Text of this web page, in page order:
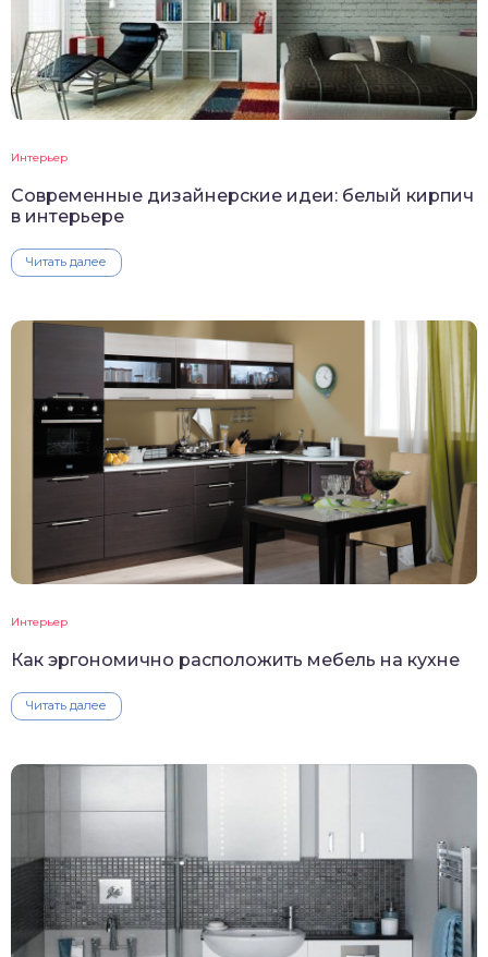
Интерьер
Современные дизайнерские идеи: белый кирпич
в интерьере
Читать далее
Интерьер
Как эргономично расположить мебель на кухне
Читать далее